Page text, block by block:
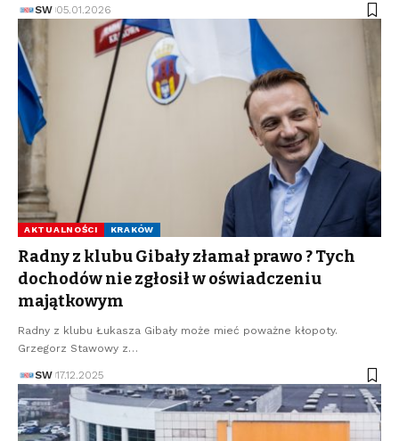
SW 05.01.2026
AKTUALNOŚCI KRAKÓW
Radny z klubu Gibały złamał prawo ? Tych
dochodów nie zgłosił w oświadczeniu
majątkowym
Radny z klubu Łukasza Gibały może mieć poważne kłopoty.
Grzegorz Stawowy z…
SW 17.12.2025